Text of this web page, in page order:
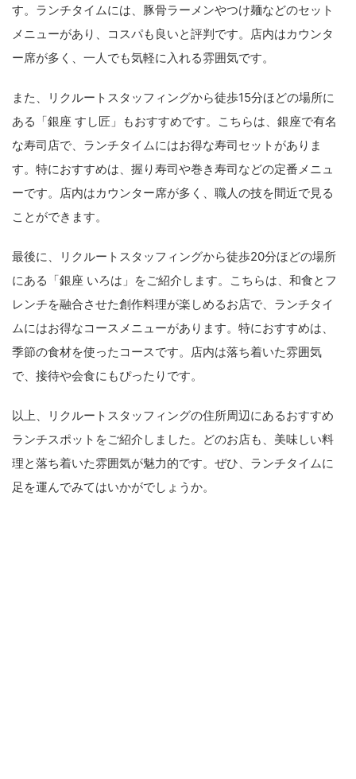
す。ランチタイムには、豚骨ラーメンやつけ麺などのセット
メニューがあり、コスパも良いと評判です。店内はカウンタ
ー席が多く、一人でも気軽に入れる雰囲気です。
また、リクルートスタッフィングから徒歩15分ほどの場所に
ある「銀座 すし匠」もおすすめです。こちらは、銀座で有名
な寿司店で、ランチタイムにはお得な寿司セットがありま
す。特におすすめは、握り寿司や巻き寿司などの定番メニュ
ーです。店内はカウンター席が多く、職人の技を間近で見る
ことができます。
最後に、リクルートスタッフィングから徒歩20分ほどの場所
にある「銀座 いろは」をご紹介します。こちらは、和食とフ
レンチを融合させた創作料理が楽しめるお店で、ランチタイ
ムにはお得なコースメニューがあります。特におすすめは、
季節の食材を使ったコースです。店内は落ち着いた雰囲気
で、接待や会食にもぴったりです。
以上、リクルートスタッフィングの住所周辺にあるおすすめ
ランチスポットをご紹介しました。どのお店も、美味しい料
理と落ち着いた雰囲気が魅力的です。ぜひ、ランチタイムに
足を運んでみてはいかがでしょうか。